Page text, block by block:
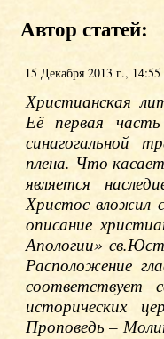
Автор статей:
15 Декабря 2013 г., 14:55
Христианская
Её первая
синагогальной
плена. Что
является
Христос вложил
описание
Апологии»
Расположение
соответствует
исторических
Проповедь –